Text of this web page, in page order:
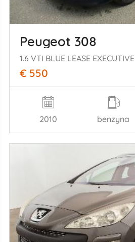
Peugeot 308
1.6 VTI BLUE LEASE EXECUTIVE
€ 550
2010 benzyna